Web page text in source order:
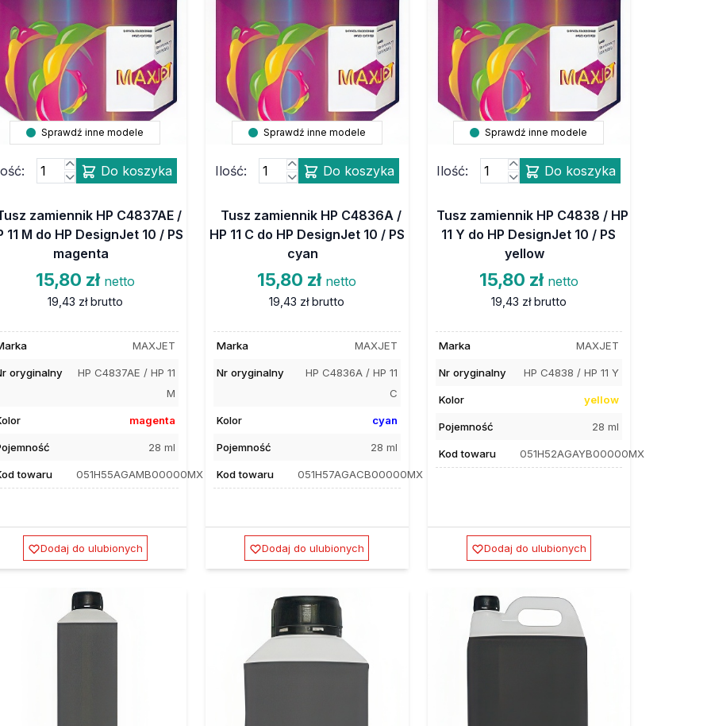
Sprawdź inne modele
Do koszyka
zamiennik HP C4837AE /
11 M do HP DesignJet 10 / PS
magenta
15,80 zł netto
19,43 zł brutto
MAXJET
oryginalny
HP C4837AE / HP 11
M
magenta
28 ml
towaru 051H55AGAMB00000MX
Dodaj do ulubionych
Sprawdź inne modele
Ilość: Do koszyka
Tusz zamiennik HP C4836A /
HP 11 C do HP DesignJet 10 / PS
cyan
15,80 zł netto
19,43 zł brutto
Marka MAXJET
Nr oryginalny
HP C4836A / HP 11
C
Kolor cyan
Pojemność 28 ml
Kod towaru 051H57AGACB00000MX
Dodaj do ulubionych
Sprawdź inne modele
Ilość: Do koszyka
Tusz zamiennik HP C4838 / HP
11 Y do HP DesignJet 10 / PS
yellow
15,80 zł netto
19,43 zł brutto
Marka MAXJET
Nr oryginalny HP C4838 / HP 11 Y
Kolor yellow
Pojemność 28 ml
Kod towaru 051H52AGAYB00000MX
Dodaj do ulubionych